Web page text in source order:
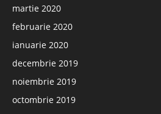
martie 2020
februarie 2020
ianuarie 2020
decembrie 2019
noiembrie 2019
octombrie 2019